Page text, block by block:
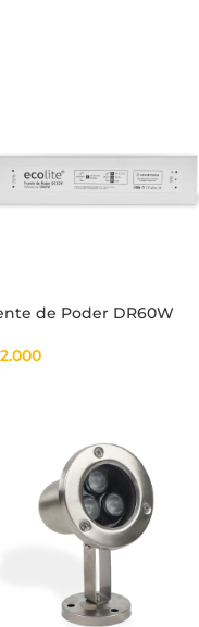
de Poder DR60W